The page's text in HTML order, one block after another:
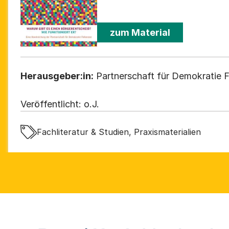
zum Material
Herausgeber:in: Partnerschaft für Demokratie
Veröffentlicht: o.J.
Fachliteratur & Studien, Praxismaterialien